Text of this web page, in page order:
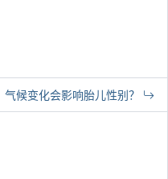
气候变化会影响胎儿性别？